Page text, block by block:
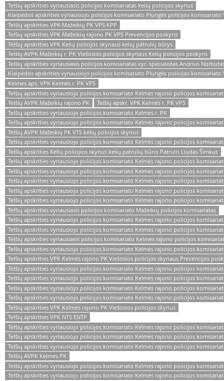
Telšių apskrities vyriausiasis policijos komisariatas kelių policijos skyrius
Klaipėdos apskrities vyriausiojo policijos komisariato Plungės policijos komisariato
Telšių apskrities VPK Mažeikių PK VPS KPP
Telšių apskrities VPK Mažeikių rajono PK VPS Prevencijos poskyris
Telšių apskrities VPK Kelių policijos skyriaus kelių patrulių būrys
Telšių AVPK Mažeikių r. PK Viešosios policijos skyriaus Kelių policijos poskyris
Telšių apskrities vyriausiasis policijos komisariatas vyr. specialistas Andrius
Klaipėdos apskrities vyriausiojo policijos komisariato Plungės policijos
Kelmės aps. VPK Kelmės r. PK VPS
Telšių apskrities vyriausiojo policijos komisariato Kelmės rajono policijos
Telšių AVPK Mažeikių rajono PK
Telšių apskr. VPK Kelmės r. PK VPS
Telšių apskrities vyriausiojo policijos komisariato Kelmės r. PK
Telšių apskrities vyriausiojo policijos komisariato Kelmės rajono policijos
Telšių AVPK Mažeikių PK VTS kelių policijos skyrius
Telšių apskrities vyriausiojo policijos komisariato Kelmės rajono policijos
Telšių apskrities Kelių policijios skyrius kelių patrulių būrio Patrulis Liudas Šimkus
Telšių apskrities vyriausiojo policijos komisariato Kelmės rajono policijos
Telšių apskrities vyriausiojo policijos komisariato Kelmės rajono policijos
Telšių apskrities vyriausiojo policijos komisariato Kelmės rajono policijos
Telšių apskrities vyriausiojo policijos komisariato Kelmės rajono policijos
Telšių apskrities vyriausiojo policijos komisariato Kelmės rajono policijos
Telšių apskrities vyriausiasis policijos komisariato Mažeikių policijos komisariatas
Telšių apskrities vyriausiojo policijos komisariato Kelmės rajono policijos
Telšių apskrities vyriausiojo policijos komisariato Kelmės rajono policijos
Telšių apskrities vyriausiasis policijos komisariato Kelmės rajono policijos
Telšių apskrities vyriausiojo policijos komisariato Kelmės rajono policijos
Telšių apskrities VPK Kelmės rajono PK Viešosios policijos skyriaus Prevencijos
Telšių apskrities vyriausiojo policijos komisariato Kelmės rajono policijos
Telšių apskrities vyriausiojo policijos komisariato Kelmės rajono policijos
Telšių apskrities vyriausiojo policijos komisariato Kelmės rajono policijos
Telšių apskrities vyriausiojo policijos komisariato Kelmės rajono policijos
Telšių apskrities VPK Kelmės rajono PK Viešosios policijos skyrius
Telšių apskrities VPK NTS ENTP
Telšių apskrities vyriausiojo policijos komisariato Kelmės rajono policijos
Telšių apskrities vyriausiojo policijos komisariato Kelmės rajono policijos
Telšių apskrities vyriausiojo policijos komisariato Kelmės rajono policijos
Telšių AVPK Kelmės PK
Telšių apskrities vyriausiojo policijos komisariato Kelmės rajono policijos
Telšių apskrities vyriausiojo policijos komisariato Kelmės rajono policijos